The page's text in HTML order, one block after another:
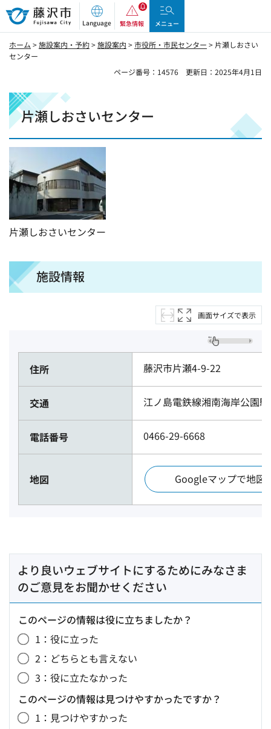
藤沢市
Language 緊急情報 メニュー
ホーム >施設案内・予約>施設案内 >市役所・市民センター > 片瀬しおさい
センター
ページ番号：14576
更新日：2025年4月1日
片瀬しおさいセンター
片瀬しおさいセンター
施設情報
画面サイズで表示
住所 藤沢市片瀬4-9-22
交通 江ノ島電鉄線湘南海岸公園
電話番号 0466-29-6668
地図 Googleマップで地図
より良いウェブサイトにするためにみなさま
のご意見をお聞かせください
このページの情報は役に立ちましたか？
1：役に立った
2：どちらとも言えない
3：役に立たなかった
このページの情報は見つけやすかったですか？
1：見つけやすかった